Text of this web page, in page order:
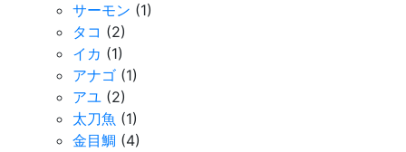
サーモン (1)
タコ (2)
イカ (1)
アナゴ (1)
アユ (2)
太刀魚 (1)
金目鯛 (4)